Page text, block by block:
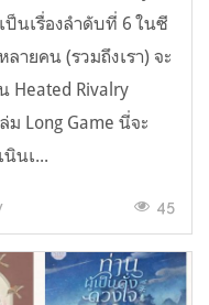
ป็นเรื่องลำดับที่ 6 ในซี
ายคน (รวมถึงเรา) จะ
Heated Rivalry
ม Long Game นี่จะ
นเ...
45